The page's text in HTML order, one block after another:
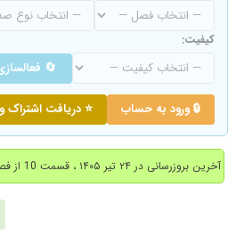
کیفیت:
🔄
🔒 ورود به حساب ⭐ دریافت اشتراک
آخرین بروزرسانی در ۲۴ تیر ۱۴۰۵ ، قسمت 10 از فصل یک ( قسمت آخر ) اضافه شد.